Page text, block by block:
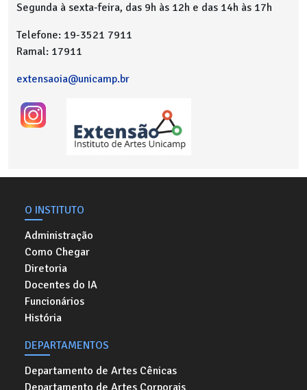
Segunda à sexta-feira, das 9h às 12h e das 14h às 17h
Telefone: 19-3521 7911
Ramal: 17911
extensaoia@unicamp.br
O INSTITUTO
Administração
Como Chegar
Diretoria
Docentes do IA
Funcionários
História
DEPARTAMENTOS
Departamento de Artes Cênicas
Departamento de Artes Corporais